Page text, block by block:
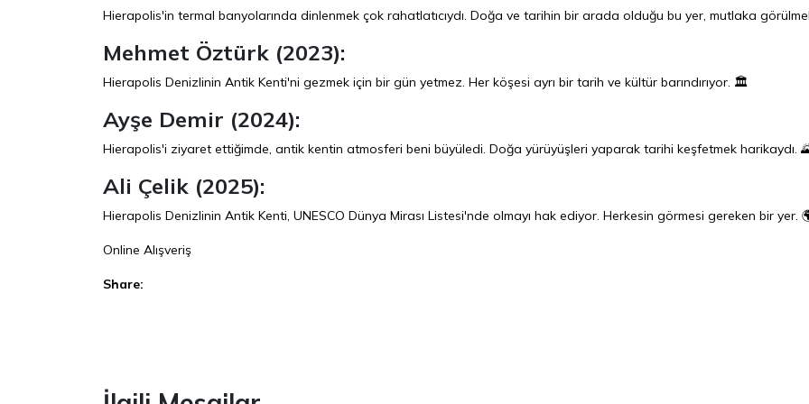
Hierapolis'in termal banyolarında dinlenmek çok rahatlatıcıydı. Doğa ve tarihin bir arada olduğu bu yer, mutlaka
Mehmet Öztürk (2023):
Hierapolis Denizlinin Antik Kenti'ni gezmek için bir gün yetmez. Her köşesi ayrı bir tarih ve kültür barındırıyor. 🏛️
Ayşe Demir (2024):
Hierapolis'i ziyaret ettiğimde, antik kentin atmosferi beni büyüledi. Doğa yürüyüşleri yaparak tarihi keşfetmek harikaydı.
Ali Çelik (2025):
Hierapolis Denizlinin Antik Kenti, UNESCO Dünya Mirası Listesi'nde olmayı hak ediyor. Herkesin görmesi gereken bir yer.
Online Alışveriş
Share: